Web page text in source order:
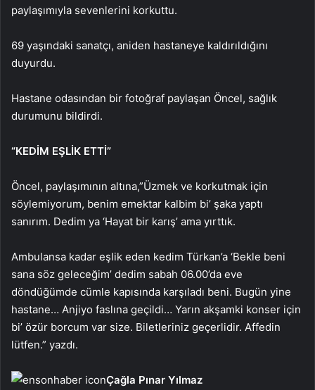
paylaşımıyla sevenlerini korkuttu.
69 yaşındaki sanatçı, aniden hastaneye kaldırıldığını
duyurdu.
Hastane odasından bir fotoğraf paylaşan Öncel, sağlık
durumunu bildirdi.
“KEDİM EŞLİK ETTİ”
Öncel, paylaşımının altına,”Üzmek ve korkutmak için
söylemiyorum, benim emektar kalbim bi’ şaka yaptı
sanırım. Dedim ya ‘Hayat bir karış’ ama yırttık.
Ambulansa kadar eşlik eden kedim Türkan’a ‘Bekle beni
sana söz geleceğim’ dedim sabah 06.00’da eve
döndüğümde cümle kapısında karşıladı beni. Bugün yine
hastane… Anjiyo faslına geçildi… Yarın akşamki konser için
bi’ özür borcum var size. Biletleriniz geçerlidir. Affedin
lütfen.” yazdı.
Çağla Pınar Yılmaz